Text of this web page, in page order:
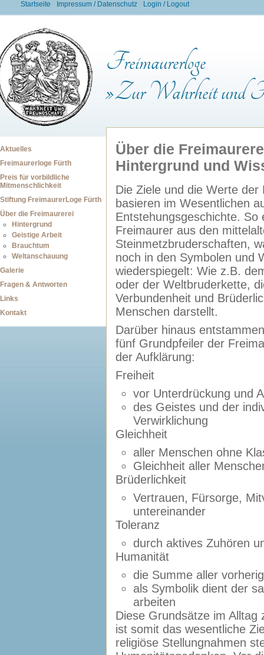
Startseite Impressum / Datenschutz Login / Logout
Freimaurerloge
»Zur Wahrheit und
Aktuelles
Freimaurerloge Fürth
Preis für vorbildliche
Mitmenschlichkeit
Stiftung FreimaurerLoge Fürth
Über die Freimaurerei
Hintergrund
Geistige Arbeit
Brauchtum
Weltanschauung
Galerie
Fragen & Antworten
Links
Kontakt
Über die
Hintergrund und
Die Ziele und die Werte der
basieren im Wesentlichen
Entstehungsgeschichte. So
Freimaurer aus den
Steinmetzbruderschaften,
noch in den Symbolen und
wiederspiegelt: Wie z.B.
oder der Weltbruderkette,
Verbundenheit und
Menschen darstellt.
Darüber hinaus
fünf Grundpfeiler der
der Aufklärung:
Freiheit
vor Unterdrückung und
des Geistes und der
Verwirklichung
Gleichheit
aller Menschen ohne
Gleichheit aller
Brüderlichkeit
Vertrauen, Fürsorge,
untereinander
Toleranz
durch aktives Zuhören
Humanität
die Summe aller
als Symbolik dient der
arbeiten
Diese Grundsätze im
ist somit das wesentliche
religiöse Stellungnahmen